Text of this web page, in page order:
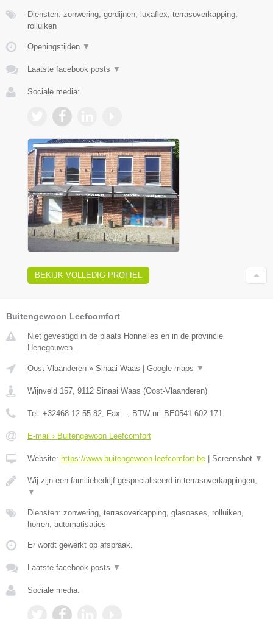
Diensten: zonwering, gordijnen, luxaflex, terrasoverkapping,
rolluiken
Openingstijden ▼
Laatste facebook posts ▼
Sociale media:
BEKIJK VOLLEDIG PROFIEL
Buitengewoon Leefcomfort
Niet gevestigd in de plaats Honnelles en in de provincie
Henegouwen.
Oost-Vlaanderen » Sinaai Waas Google maps ▼
Wijnveld 157, 9112 Sinaai Waas (Oost-Vlaanderen)
Tel: +32468 12 55 82, Fax: -, BTW-nr: BE0541.602.171
E-mail › Buitengewoon Leefcomfort
Website: https://www.buitengewoon-leefcomfort.be Screenshot ▼
Wij zijn een familiebedrijf gespecialiseerd in terrasoverkappingen,
▼
Diensten: zonwering, terrasoverkapping, glasoases, rolluiken,
horren, automatisaties
Er wordt gewerkt op afspraak.
Laatste facebook posts ▼
Sociale media: